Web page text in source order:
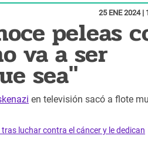
25 ENE 2024 |
peleas
va a ser
sea"
en televisión sacó a flote
luchar contra el cáncer y le dedican